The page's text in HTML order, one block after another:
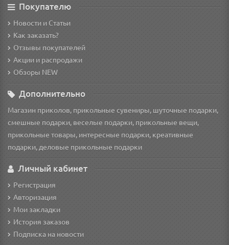
Покупателю
Новости и Статьи
Как заказать?
Отзывы покупателей
Акции и распродажи
Обзоры NEW
Дополнительно
Магазин приколов, прикольные сувениры, шуточные подарки,
смешные подарки, веселые подарки, прикольные вещи,
прикольные товары, интересные подарки, креативные
подарки, деловые прикольные подарки
Личный кабинет
Регистрация
Авторизация
Мои закладки
История заказов
Подписка на новости